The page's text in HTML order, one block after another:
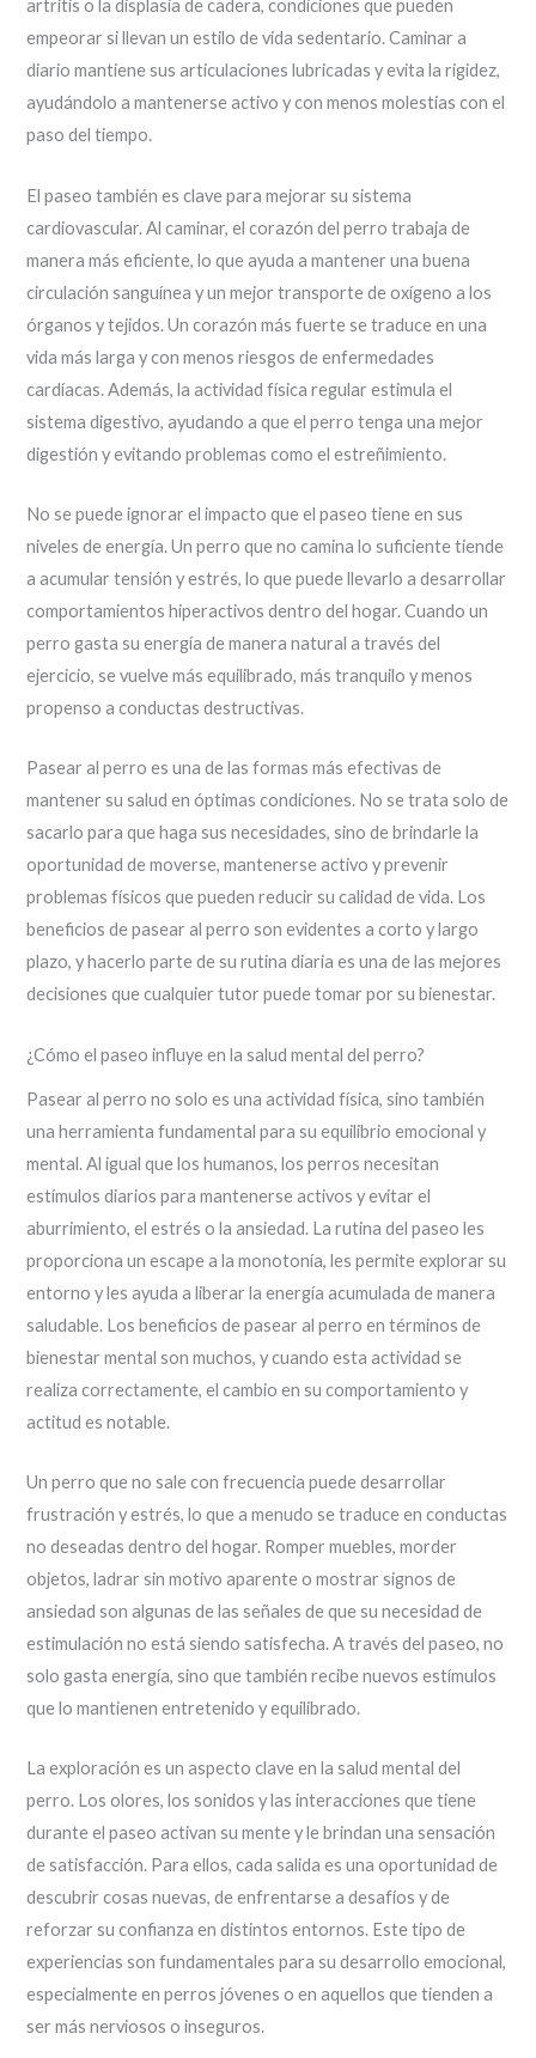
artritis o la displasia de cadera, condiciones que pueden
empeorar si llevan un estilo de vida sedentario. Caminar a
diario mantiene sus articulaciones lubricadas y evita la rigidez,
ayudándolo a mantenerse activo y con menos molestias con el
paso del tiempo.
El paseo también es clave para mejorar su sistema
cardiovascular. Al caminar, el corazón del perro trabaja de
manera más eficiente, lo que ayuda a mantener una buena
circulación sanguínea y un mejor transporte de oxígeno a los
órganos y tejidos. Un corazón más fuerte se traduce en una
vida más larga y con menos riesgos de enfermedades
cardíacas. Además, la actividad física regular estimula el
sistema digestivo, ayudando a que el perro tenga una mejor
digestión y evitando problemas como el estreñimiento.
No se puede ignorar el impacto que el paseo tiene en sus
niveles de energía. Un perro que no camina lo suficiente tiende
a acumular tensión y estrés, lo que puede llevarlo a desarrollar
comportamientos hiperactivos dentro del hogar. Cuando un
perro gasta su energía de manera natural a través del
ejercicio, se vuelve más equilibrado, más tranquilo y menos
propenso a conductas destructivas.
Pasear al perro es una de las formas más efectivas de
mantener su salud en óptimas condiciones. No se trata solo de
sacarlo para que haga sus necesidades, sino de brindarle la
oportunidad de moverse, mantenerse activo y prevenir
problemas físicos que pueden reducir su calidad de vida. Los
beneficios de pasear al perro son evidentes a corto y largo
plazo, y hacerlo parte de su rutina diaria es una de las mejores
decisiones que cualquier tutor puede tomar por su bienestar.
¿Cómo el paseo influye en la salud mental del perro?
Pasear al perro no solo es una actividad física, sino también
una herramienta fundamental para su equilibrio emocional y
mental. Al igual que los humanos, los perros necesitan
estímulos diarios para mantenerse activos y evitar el
aburrimiento, el estrés o la ansiedad. La rutina del paseo les
proporciona un escape a la monotonía, les permite explorar su
entorno y les ayuda a liberar la energía acumulada de manera
saludable. Los beneficios de pasear al perro en términos de
bienestar mental son muchos, y cuando esta actividad se
realiza correctamente, el cambio en su comportamiento y
actitud es notable.
Un perro que no sale con frecuencia puede desarrollar
frustración y estrés, lo que a menudo se traduce en conductas
no deseadas dentro del hogar. Romper muebles, morder
objetos, ladrar sin motivo aparente o mostrar signos de
ansiedad son algunas de las señales de que su necesidad de
estimulación no está siendo satisfecha. A través del paseo, no
solo gasta energía, sino que también recibe nuevos estímulos
que lo mantienen entretenido y equilibrado.
La exploración es un aspecto clave en la salud mental del
perro. Los olores, los sonidos y las interacciones que tiene
durante el paseo activan su mente y le brindan una sensación
de satisfacción. Para ellos, cada salida es una oportunidad de
descubrir cosas nuevas, de enfrentarse a desafíos y de
reforzar su confianza en distintos entornos. Este tipo de
experiencias son fundamentales para su desarrollo emocional,
especialmente en perros jóvenes o en aquellos que tienden a
ser más nerviosos o inseguros.